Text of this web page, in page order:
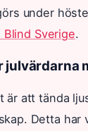
under
Sverige.
julvärdarna
är att tända
Detta